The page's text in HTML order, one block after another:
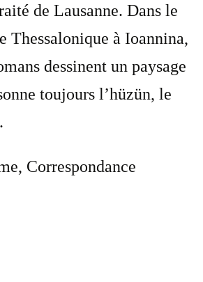
de Lausanne. Dans le
Thessalonique à Ioannina,
dessinent un paysage
toujours l’hüzün, le
, Correspondance